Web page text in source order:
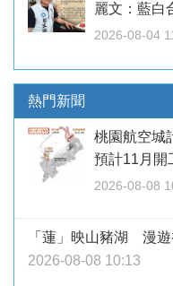
麗文：藍白
2026-08-04
熱門新聞
桃園航空城
預計11月開
2026-08-08
「蓮」映山豬湖 漫
2026-08-08 10:13